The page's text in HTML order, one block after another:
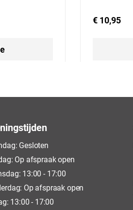
€ 10,95
Gesloten
Op afspraak open
13:00 - 17:00
Op afspraak open
13:00 - 17:00